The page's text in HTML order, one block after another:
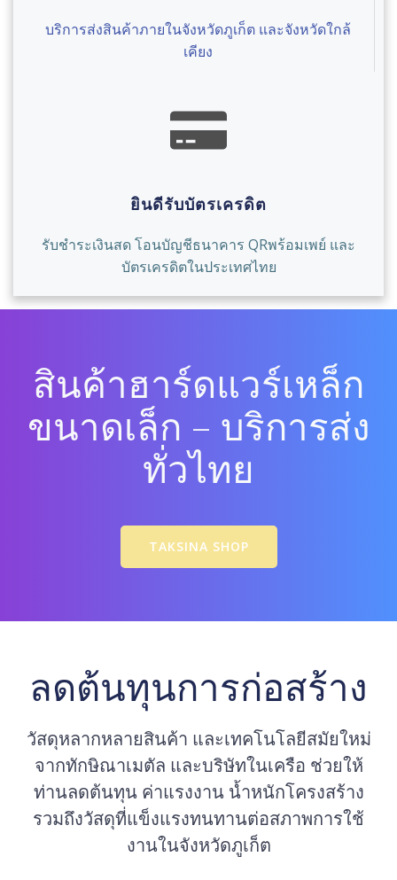
บริการส่งสินค้าภายในจังหวัดภูเก็ต และจังหวัดใกล้
เคียง
ยินดีรับบัตรเครดิต
รับชำระเงินสด โอนบัญชีธนาคาร QRพร้อมเพย์ และ
บัตรเครดิตในประเทศไทย
สินค้าฮาร์ดแวร์เหล็ก
ขนาดเล็ก – บริการส่ง
ทั่วไทย
TAKSINA SHOP
ลดต้นทุนการก่อสร้าง
วัสดุหลากหลายสินค้า และเทคโนโลยีสมัยใหม่
จากทักษิณาเมตัล และบริษัทในเครือ ช่วยให้
ท่านลดต้นทุน ค่าแรงงาน น้ำหนักโครงสร้าง
รวมถึงวัสดุที่แข็งแรงทนทานต่อสภาพการใช้
งานในจังหวัดภูเก็ต